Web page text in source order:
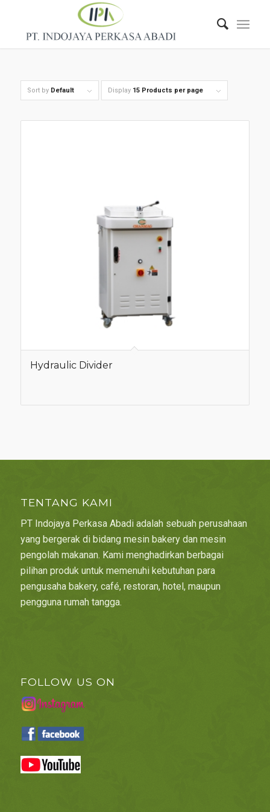
Sort by Default Display 15 Products per page
Hydraulic Divider
TENTANG KAMI
PT Indojaya Perkasa Abadi adalah sebuah perusahaan
yang bergerak di bidang mesin bakery dan mesin
pengolah makanan. Kami menghadirkan berbagai
pilihan produk untuk memenuhi kebutuhan para
pengusaha bakery, café, restoran, hotel, maupun
pengguna rumah tangga.
FOLLOW US ON